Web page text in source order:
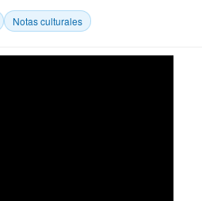
Notas culturales